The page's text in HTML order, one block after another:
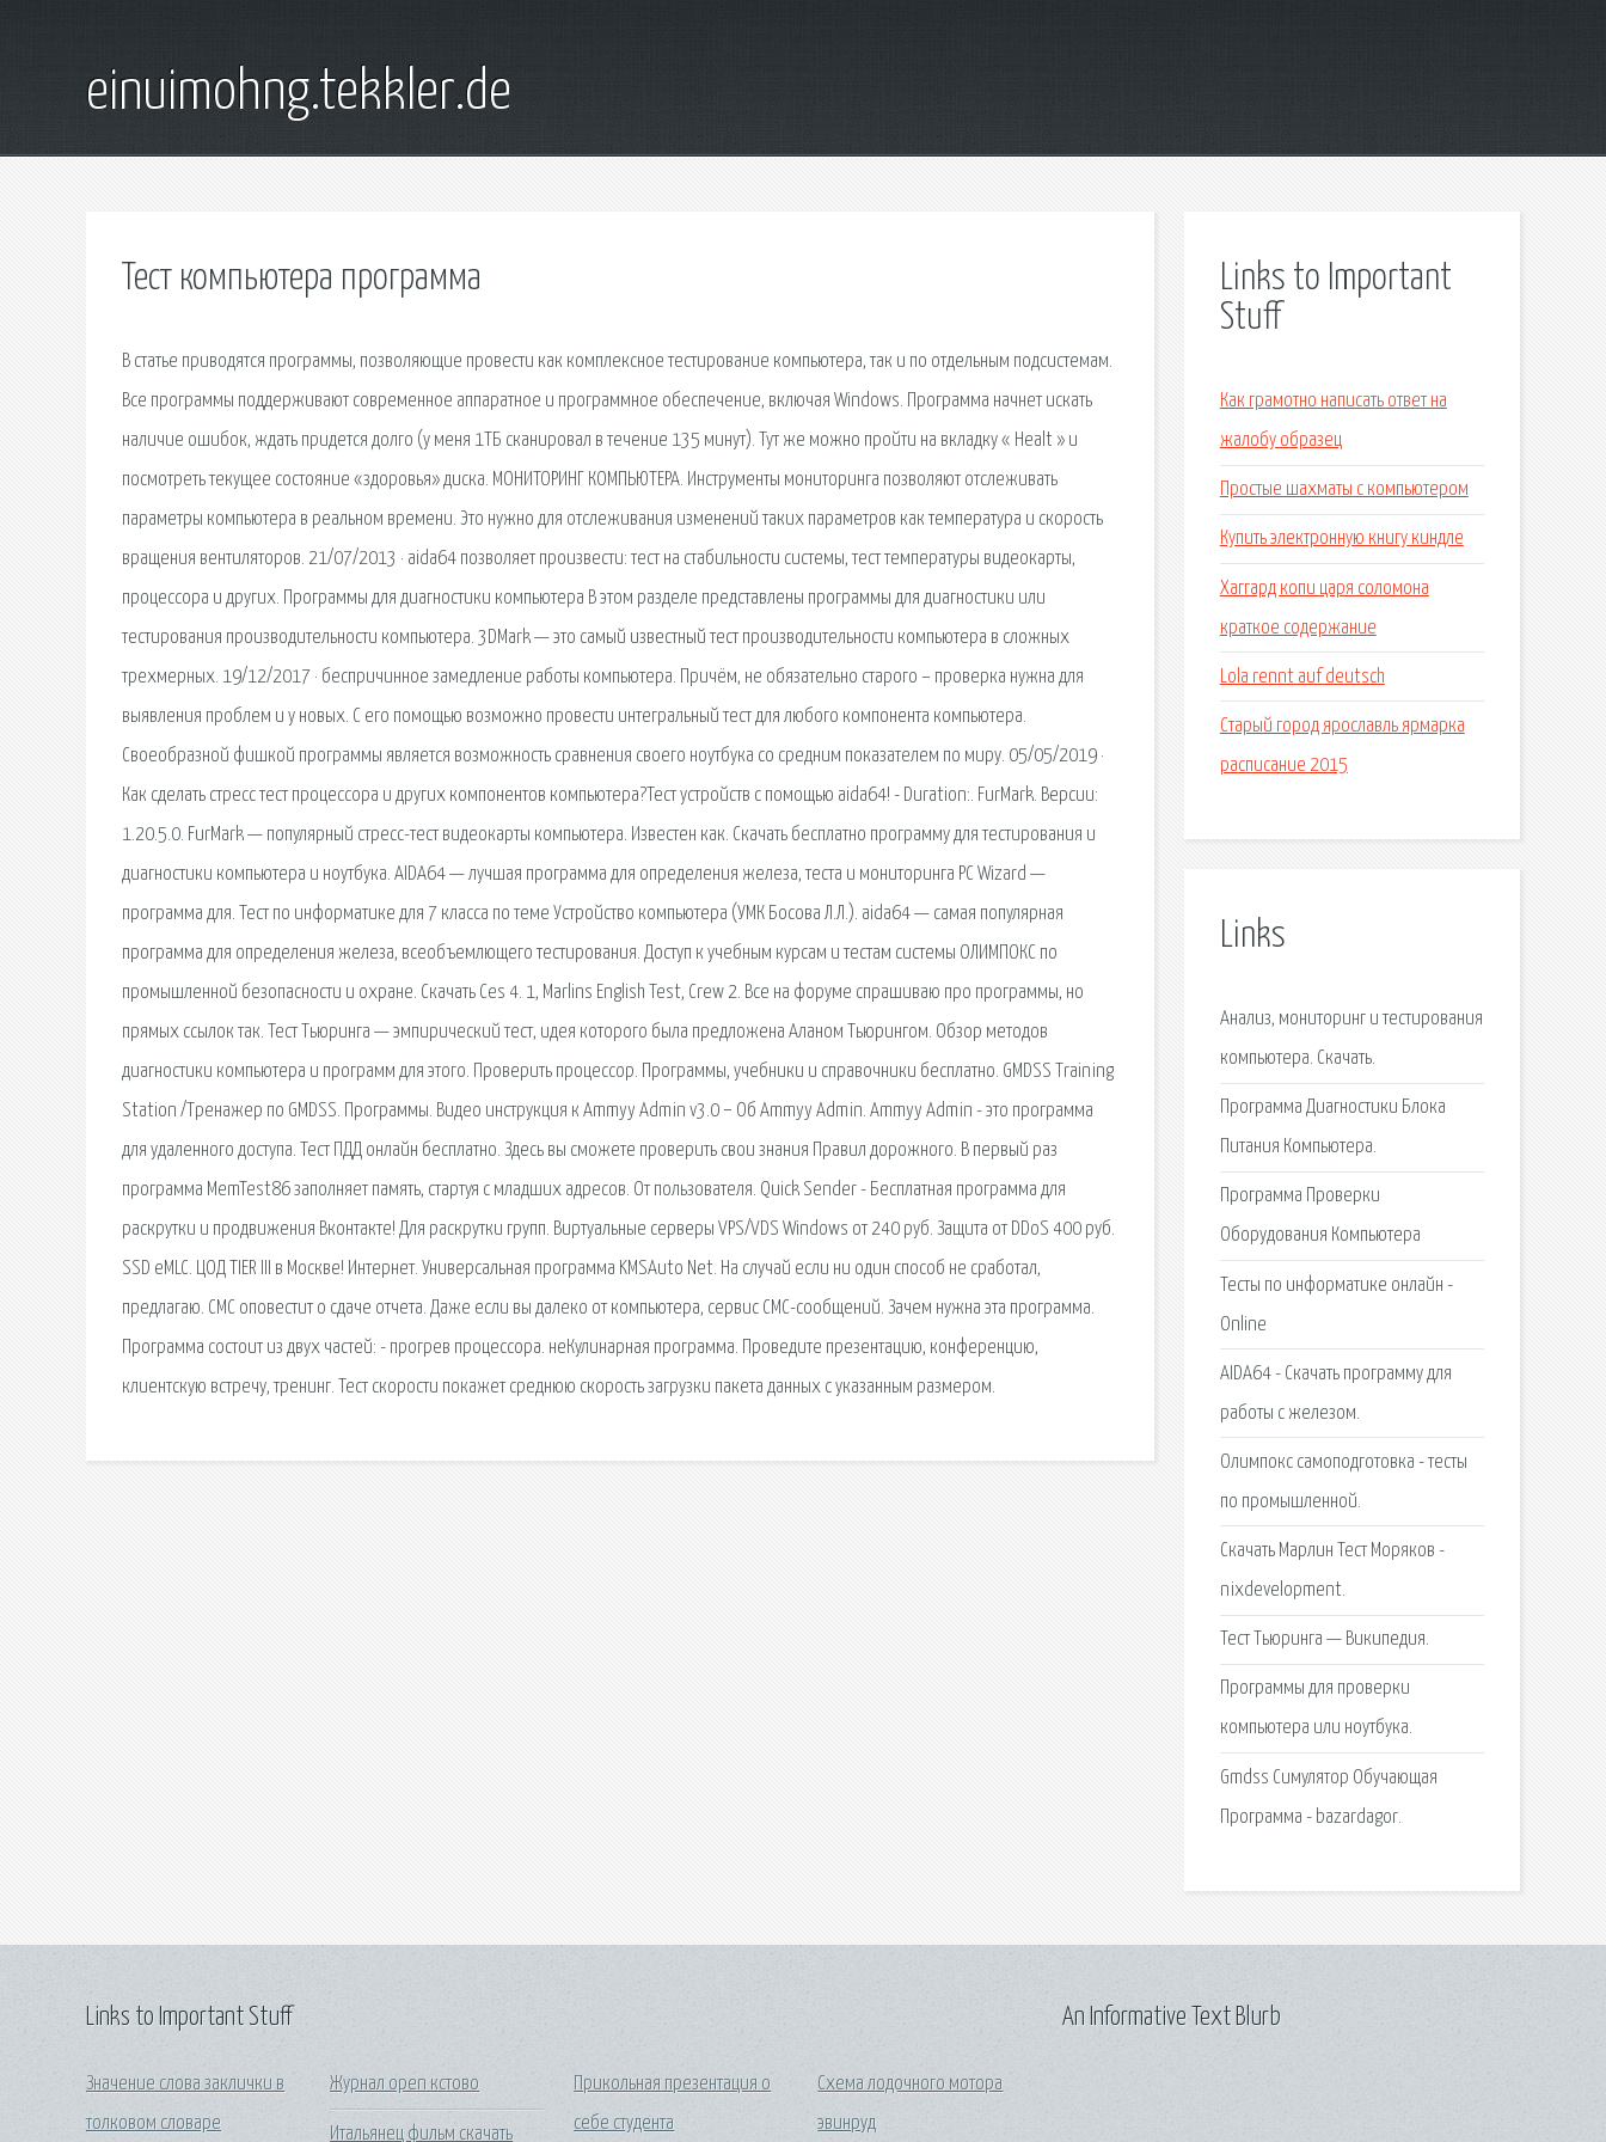
einuimohng.tekkler.de
Тест компьютера программа
В статье приводятся программы, позволяющие провести как комплексное тестирование компьютера, так и по отдельным подсистемам.
Все программы поддерживают современное аппаратное и программное обеспечение, включая Windows. Программа начнет искать
наличие ошибок, ждать придется долго (у меня 1ТБ сканировал в течение 135 минут). Тут же можно пройти на вкладку « Healt » и
посмотреть текущее состояние «здоровья» диска. МОНИТОРИНГ КОМПЬЮТЕРА. Инструменты мониторинга позволяют отслеживать
параметры компьютера в реальном времени. Это нужно для отслеживания изменений таких параметров как температура и скорость
вращения вентиляторов. 21/07/2013 · aida64 позволяет произвести: тест на стабильности системы, тест температуры видеокарты,
процессора и других. Программы для диагностики компьютера В этом разделе представлены программы для диагностики или
тестирования производительности компьютера. 3DMark — это самый известный тест производительности компьютера в сложных
трехмерных. 19/12/2017 · беспричинное замедление работы компьютера. Причём, не обязательно старого – проверка нужна для
выявления проблем и у новых. С его помощью возможно провести интегральный тест для любого компонента компьютера.
Своеобразной фишкой программы является возможность сравнения своего ноутбука со средним показателем по миру. 05/05/2019 ·
Как сделать стресс тест процессора и других компонентов компьютера?Тест устройств с помощью aida64! - Duration:. FurMark. Версии:
1.20.5.0. FurMark — популярный стресс-тест видеокарты компьютера. Известен как. Скачать бесплатно программу для тестирования и
диагностики компьютера и ноутбука. AIDA64 — лучшая программа для определения железа, теста и мониторинга PC Wizard —
программа для. Тест по информатике для 7 класса по теме Устройство компьютера (УМК Босова Л.Л.). aida64 — самая популярная
программа для определения железа, всеобъемлющего тестирования. Доступ к учебным курсам и тестам системы ОЛИМПОКС по
промышленной безопасности и охране. Скачать Ces 4. 1, Marlins English Test, Crew 2. Все на форуме спрашиваю про программы, но
прямых ссылок так. Тест Тьюринга — эмпирический тест, идея которого была предложена Аланом Тьюрингом. Обзор методов
диагностики компьютера и программ для этого. Проверить процессор. Программы, учебники и справочники бесплатно. GMDSS Training
Station /Тренажер по GMDSS. Программы. Видео инструкция к Ammyy Admin v3.0 − Об Ammyy Admin. Ammyy Admin - это программа
для удаленного доступа. Тест ПДД онлайн бесплатно. Здесь вы сможете проверить свои знания Правил дорожного. В первый раз
программа MemTest86 заполняет память, стартуя с младших адресов. От пользователя. Quick Sender - Бесплатная программа для
раскрутки и продвижения Вконтакте! Для раскрутки групп. Виртуальные серверы VPS/VDS Windows от 240 руб. Защита от DDoS 400 руб.
SSD eMLC. ЦОД TIER III в Москве! Интернет. Универсальная программа KMSAuto Net. На случай если ни один способ не сработал,
предлагаю. СМС оповестит о сдаче отчета. Даже если вы далеко от компьютера, сервис СМС-сообщений. Зачем нужна эта программа.
Программа состоит из двух частей: - прогрев процессора. неКулинарная программа. Проведите презентацию, конференцию,
клиентскую встречу, тренинг. Тест скорости покажет среднюю скорость загрузки пакета данных с указанным размером.
Links to Important
Stuff
Как грамотно написать ответ на
жалобу образец
Простые шахматы с компьютером
Купить электронную книгу киндле
Хаггард копи царя соломона
краткое содержание
Lola rennt auf deutsch
Старый город ярославль ярмарка
расписание 2015
Links
Анализ, мониторинг и тестирования
компьютера. Скачать.
Программа Диагностики Блока
Питания Компьютера.
Программа Проверки
Оборудования Компьютера
Тесты по информатике онлайн -
Online
AIDA64 - Скачать программу для
работы с железом.
Олимпокс самоподготовка - тесты
по промышленной.
Скачать Марлин Тест Моряков -
nixdevelopment.
Тест Тьюринга — Википедия.
Программы для проверки
компьютера или ноутбука.
Gmdss Симулятор Обучающая
Программа - bazardagor.
Links to Important Stuff
Значение слова заклички в
толковом словаре
Журнал open кстово
Итальянец фильм скачать
Прикольная презентация о
себе студента
Схема лодочного мотора
эвинруд
An Informative Text Blurb